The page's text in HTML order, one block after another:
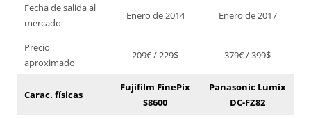
Fecha de salida al
mercado
Enero de 2014 Enero de 2017
Precio
aproximado
209€ / 229$ 379€ / 399$
Carac. físicas
Fujifilm FinePix
S8600
Panasonic Lumix
DC-FZ82